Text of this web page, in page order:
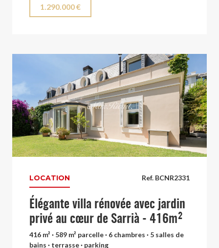
1.290.000 €
Ref. BCNR2331
LOCATION
Élégante villa rénovée avec jardin
privé au cœur de Sarrià - 416m²
416 m² · 589 m² parcelle · 6 chambres · 5 salles de
bains · terrasse · parking